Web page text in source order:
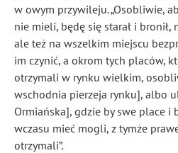
w owym przywileju. „Osobliwie,
nie mieli, będę się starał i
ale też na wszelkim miejscu
im czynić, a okrom tych placów,
otrzymali w rynku wielkim,
wschodnia pierzeja rynku], albo
Ormiańska], gdzie by swe place i
wczasu mieć mogli, z tymże
otrzymali”.